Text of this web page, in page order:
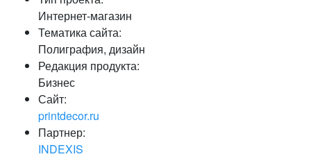
Пароль
Запомнить меня на этом
Интернет-магазин
Тематика сайта:
Полиграфия, дизайн
Редакция продукта:
Бизнес
Сайт:
printdecor.ru
Партнер:
INDEXIS